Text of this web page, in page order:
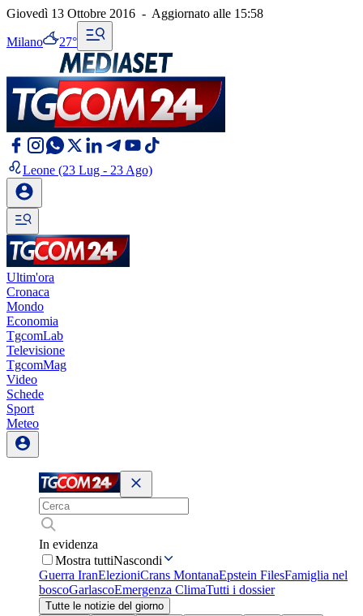
Giovedì 13 Ottobre 2016 - Aggiornato alle 15:58
Milano 27°
Leone (23 Lug - 23 Ago)
Ultim'ora
Cronaca
Mondo
Economia
TgcomLab
Televisione
TgcomMag
Video
Schede
Sport
Meteo
In evidenza
Mostra tuttiNascondi
Guerra IranElezioniCrans MontanaEpstein FilesFamiglia nel
boscoGarlascoEmergenza ClimaTutti i dossier
Tutte le notizie del giorno